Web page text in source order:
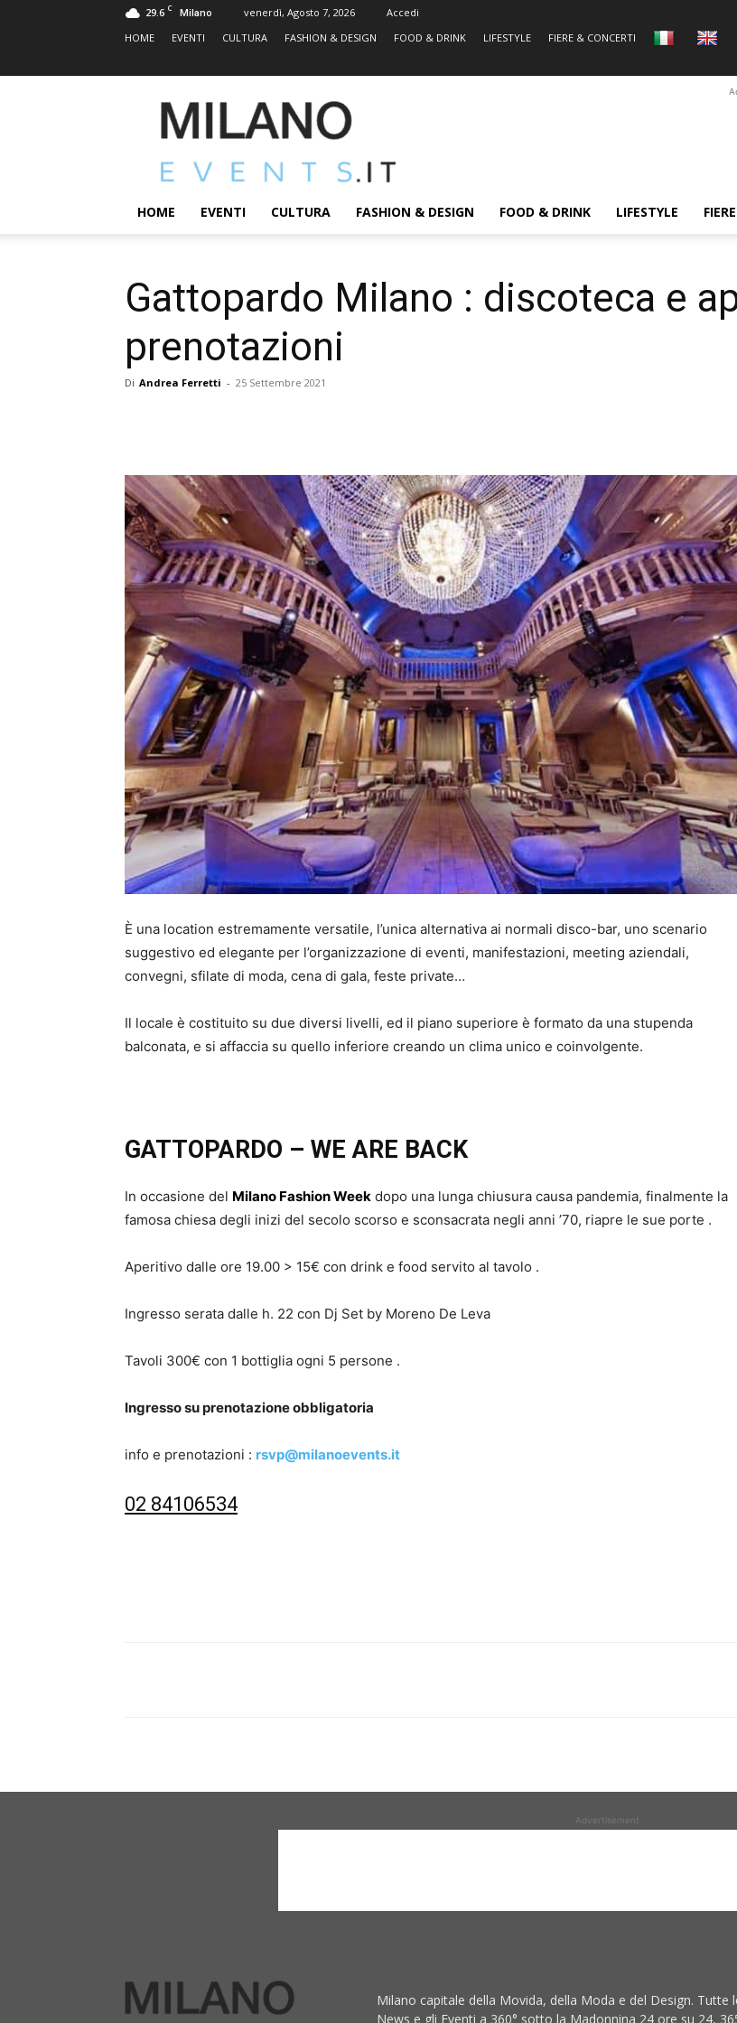
29.6 C Milano venerdì, Agosto 7, 2026
Accedi
HOME
EVENTI CULTURA FASHION & DESIGN FOOD & DRINK LIFESTYLE FIERE & CONCERTI
MILANOEVENTS.IT
|
2.0
ed
Eventi
HOME EVENTI CULTURA FASHION & DESIGN FOOD & DRINK LIFESTYLE
Gattopardo Milano : discoteca e
prenotazioni
Di Andrea Ferretti - 25 Settembre 2021
È una location estremamente versatile, l’unica alternativa ai normali disco-bar, uno scenario
suggestivo ed elegante per l’organizzazione di eventi, manifestazioni, meeting aziendali,
convegni, sfilate di moda, cena di gala, feste private…
Il locale è costituito su due diversi livelli, ed il piano superiore è formato da una stupenda
balconata, e si affaccia su quello inferiore creando un clima unico e coinvolgente.
GATTOPARDO – WE ARE BACK
In occasione del Milano Fashion Week dopo una lunga chiusura causa pandemia, finalmente la
famosa chiesa degli inizi del secolo scorso e sconsacrata negli anni ’70, riapre le sue porte .
Aperitivo dalle ore 19.00 > 15€ con drink e food servito al tavolo .
Ingresso serata dalle h. 22 con Dj Set by Moreno De Leva
Tavoli 300€ con 1 bottiglia ogni 5 persone .
Ingresso su prenotazione obbligatoria
info e prenotazioni : rsvp@milanoevents.it
02 84106534
Advertisement
Milano capitale della Movida, della Moda e del Design. Tutte
News e gli Eventi a 360° sotto la Madonnina 24 ore su 24,